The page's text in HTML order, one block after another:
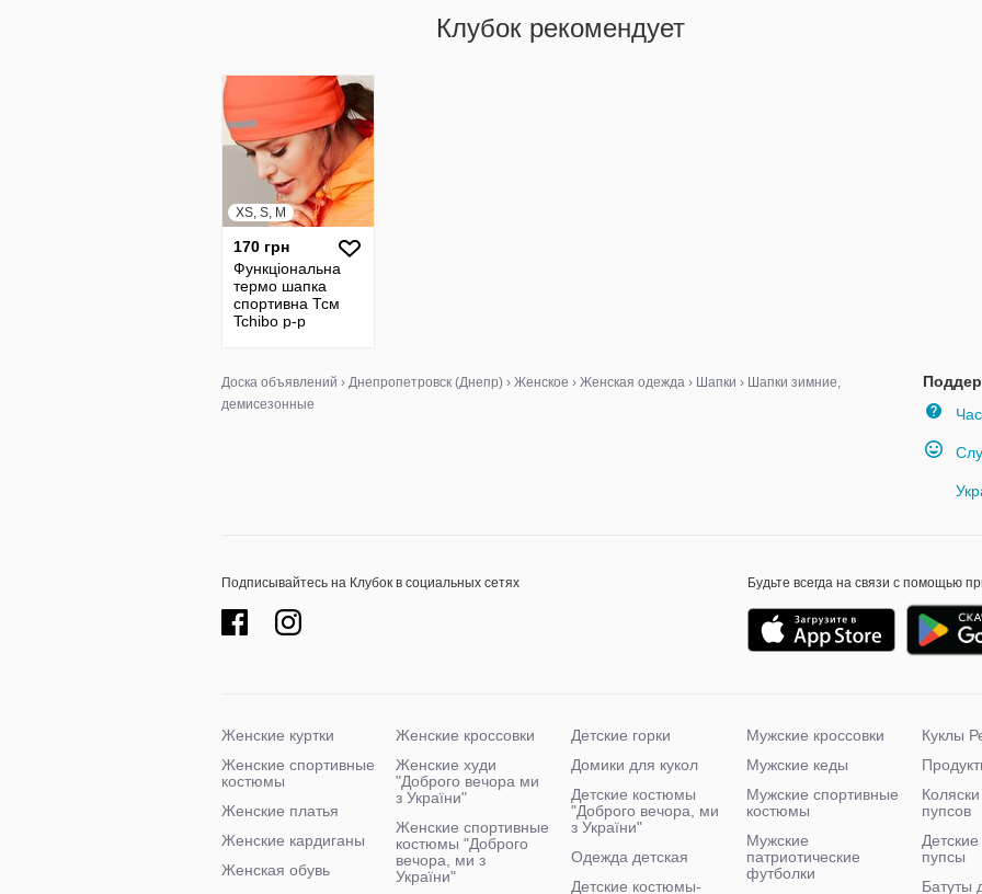
Клубок рекомендует
XS, S, M
170 грн
Функціональна
термо шапка
спортивна Тсм
Tchibo р-р
Доска объявлений › Днепропетровск (Днепр) › Женское › Женская одежда › Шапки › Шапки зимние,
демисезонные
Подписывайтесь на Клубок в социальных сетях Будьте всегда на связи с помощью
Женские куртки
Женские спортивные
костюмы
Женские платья
Женские кардиганы
Женская обувь
Женские кроссовки
Женские худи
"Доброго вечора ми
з України"
Женские спортивные
костюмы "Доброго
вечора, ми з
України"
Детские горки
Домики для кукол
Детские костюмы
"Доброго вечора, ми
з України"
Одежда детская
Детские костюмы-
Мужские кроссовки
Мужские кеды
Мужские спортивные
костюмы
Мужские
патриотические
футболки
Куклы
пупсов
пупсы
Батуты